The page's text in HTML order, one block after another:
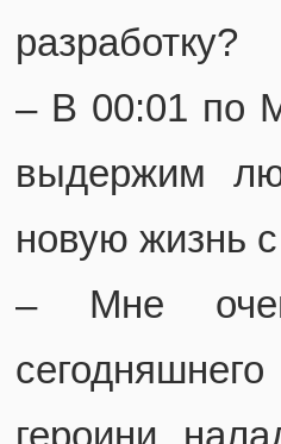
разработку?
– В 00:01 по
выдержим
новую жизнь
– Мне
героини